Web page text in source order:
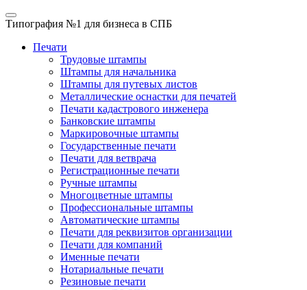
Типография №1 для бизнеса в СПБ
Печати
Трудовые штампы
Штампы для начальника
Штампы для путевых листов
Металлические оснастки для печатей
Печати кадастрового инженера
Банковские штампы
Маркировочные штампы
Государственные печати
Печати для ветврача
Регистрационные печати
Ручные штампы
Многоцветные штампы
Профессиональные штампы
Автоматические штампы
Печати для реквизитов организации
Печати для компаний
Именные печати
Нотариальные печати
Резиновые печати